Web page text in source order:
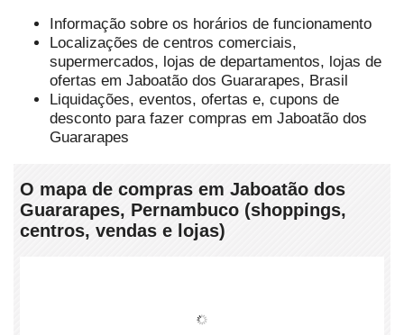
Informação sobre os horários de funcionamento
Localizações de centros comerciais,
supermercados, lojas de departamentos, lojas de
ofertas em Jaboatão dos Guararapes, Brasil
Liquidações, eventos, ofertas e, cupons de
desconto para fazer compras em Jaboatão dos
Guararapes
O mapa de compras em Jaboatão dos
Guararapes, Pernambuco (shoppings,
centros, vendas e lojas)